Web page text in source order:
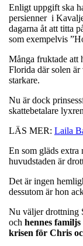
Enligt uppgift ska
persienner i
dagarna åt att titta
som exempelvis
Många fruktade att
Florida där solen är
starkare.
Nu är dock
skattebetalare
LÄS MER: Laila
En som gläds extra
huvudstaden är
Det är ingen
dessutom är hon
Nu väljer drottning
och hennes
krisen för Chris